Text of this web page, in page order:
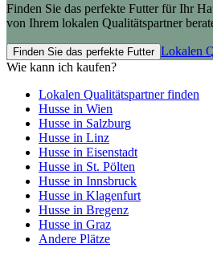
Finden Sie das perfekte Futter für Ihr
von Ihrem lokalen Qualitätspartner
Finden Sie das perfekte Futter Lokalen
Wie kann ich kaufen?
Lokalen Qualitätspartner finden
Husse in Wien
Husse in Salzburg
Husse in Linz
Husse in Eisenstadt
Husse in St. Pölten
Husse in Innsbruck
Husse in Klagenfurt
Husse in Bregenz
Husse in Graz
Andere Plätze